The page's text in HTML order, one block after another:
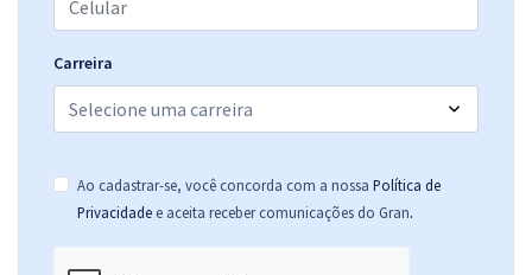
Carreira
Ao cadastrar-se, você concorda com a nossa Política de
Privacidade e aceita receber comunicações do Gran.